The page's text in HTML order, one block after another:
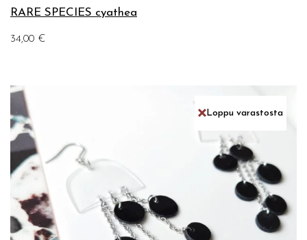
RARE SPECIES cyathea
34,00 €
Loppu varastosta